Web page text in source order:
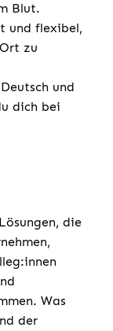
Blut.
und flexibel,
zu
und
dich bei
die
Was
der